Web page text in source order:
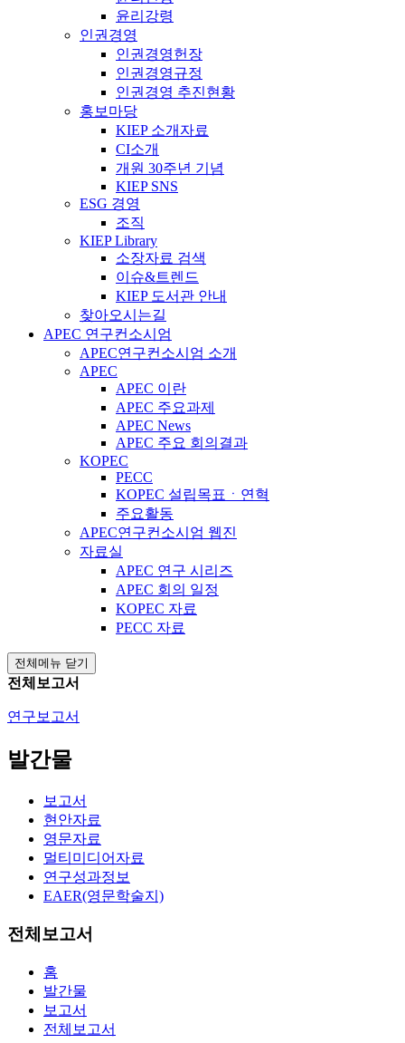
윤리강령
인권경영
인권경영헌장
인권경영규정
인권경영 추진현황
홍보마당
KIEP 소개자료
CI소개
개원 30주년 기념
KIEP SNS
ESG 경영
조직
KIEP Library
소장자료 검색
이슈&트렌드
KIEP 도서관 안내
찾아오시는길
APEC 연구컨소시엄
APEC연구컨소시엄 소개
APEC
APEC 이란
APEC 주요과제
APEC News
APEC 주요 회의결과
KOPEC
PECC
KOPEC 설립목표ㆍ연혁
주요활동
APEC연구컨소시엄 웹진
자료실
APEC 연구 시리즈
APEC 회의 일정
KOPEC 자료
PECC 자료
전체메뉴 닫기
전체보고서
연구보고서
발간물
보고서
현안자료
영문자료
멀티미디어자료
연구성과정보
EAER(영문학술지)
전체보고서
홈
발간물
보고서
전체보고서